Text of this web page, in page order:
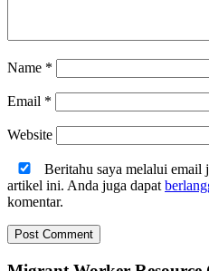
Name *
Email *
Website
Beritahu saya melalui email
artikel ini. Anda juga dapat
komentar.